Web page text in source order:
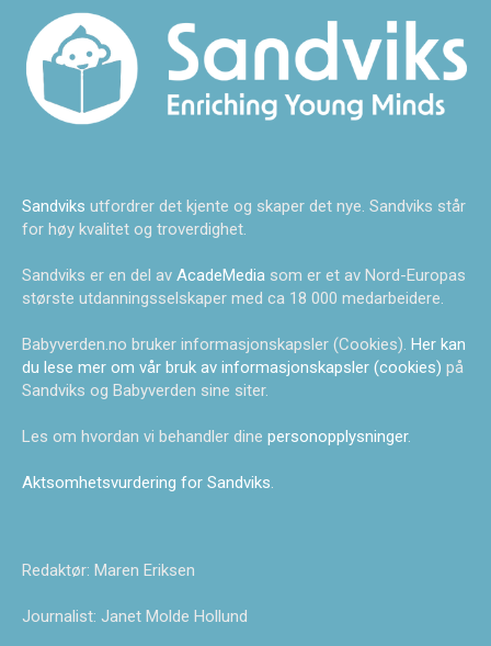
Sandviks utfordrer det kjente og skaper det nye. Sandviks står
for høy kvalitet og troverdighet.
Sandviks er en del av AcadeMedia som er et av Nord-Europas
største utdanningsselskaper med ca 18 000 medarbeidere.
Babyverden.no bruker informasjonskapsler (Cookies). Her kan
du lese mer om vår bruk av informasjonskapsler (cookies) på
Sandviks og Babyverden sine siter.
Les om hvordan vi behandler dine personopplysninger.
Aktsomhetsvurdering for Sandviks.
Redaktør: Maren Eriksen
Journalist: Janet Molde Hollund